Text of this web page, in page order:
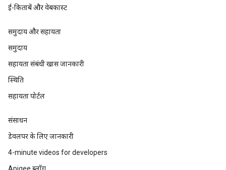
ई-किताबें और वेबकास्ट
समुदाय और सहायता
समुदाय
सहायता संबंधी खास जानकारी
स्थिति
सहायता पोर्टल
संसाधन
डेवलपर के लिए जानकारी
4-minute videos for developers